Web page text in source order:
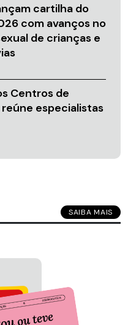
cartilha do
com avanços no
de crianças e
Centros de
especialistas
SAIBA MAIS